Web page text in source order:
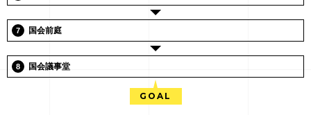
国会前庭
国会議事堂